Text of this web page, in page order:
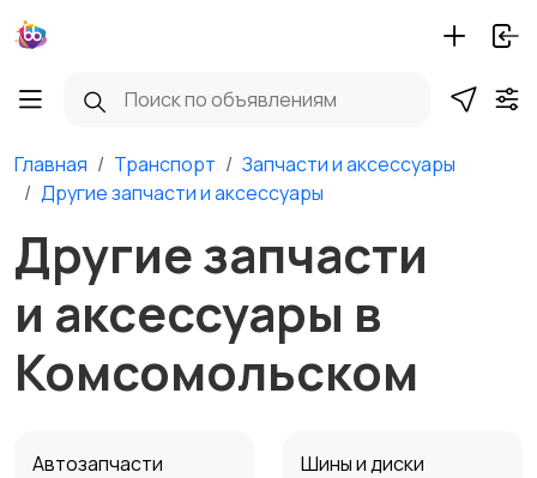
Главная Транспорт
Запчасти и аксессуары
Другие запчасти и аксессуары
Другие запчасти
и аксессуары в
Комсомольском
Автозапчасти Шины и диски